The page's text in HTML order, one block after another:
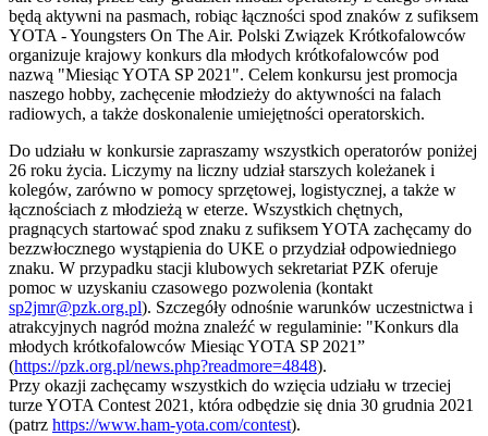
będą aktywni na pasmach, robiąc łączności spod znaków z sufiksem
YOTA - Youngsters On The Air. Polski Związek Krótkofalowców
organizuje krajowy konkurs dla młodych krótkofalowców pod
nazwą "Miesiąc YOTA SP 2021". Celem konkursu jest promocja
naszego hobby, zachęcenie młodzieży do aktywności na falach
radiowych, a także doskonalenie umiejętności operatorskich.
Do udziału w konkursie zapraszamy wszystkich operatorów poniżej
26 roku życia. Liczymy na liczny udział starszych koleżanek i
kolegów, zarówno w pomocy sprzętowej, logistycznej, a także w
łącznościach z młodzieżą w eterze. Wszystkich chętnych,
pragnących startować spod znaku z sufiksem YOTA zachęcamy do
bezzwłocznego wystąpienia do UKE o przydział odpowiedniego
znaku. W przypadku stacji klubowych sekretariat PZK oferuje
pomoc w uzyskaniu czasowego pozwolenia (kontakt
sp2jmr@pzk.org.pl). Szczegóły odnośnie warunków uczestnictwa i
atrakcyjnych nagród można znaleźć w regulaminie: "Konkurs dla
młodych krótkofalowców Miesiąc YOTA SP 2021”
(https://pzk.org.pl/news.php?readmore=4848).
Przy okazji zachęcamy wszystkich do wzięcia udziału w trzeciej
turze YOTA Contest 2021, która odbędzie się dnia 30 grudnia 2021
(patrz https://www.ham-yota.com/contest).